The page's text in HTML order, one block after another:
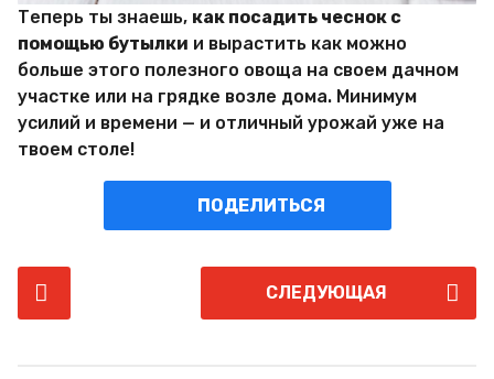
Теперь ты знаешь, как посадить чеснок с
помощью бутылки и вырастить как можно
больше этого полезного овоща на своем дачном
участке или на грядке возле дома. Минимум
усилий и времени — и отличный урожай уже на
твоем столе!
ПОДЕЛИТЬСЯ
P
СЛЕДУЮЩАЯ